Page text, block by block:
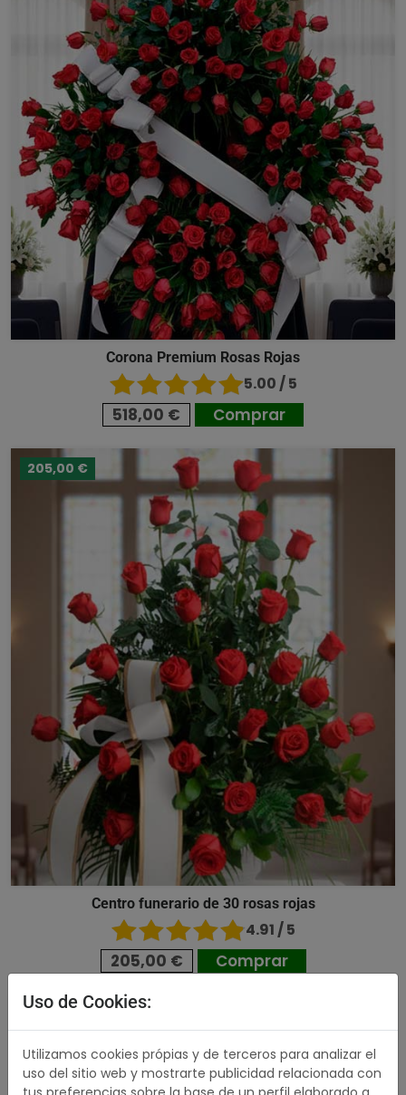
Corona Premium Rosas Rojas
5.00 / 5
518,00 € Comprar
205,00 €
Centro funerario de 30 rosas rojas
4.91 / 5
205,00 € Comprar
518,00 €
Uso de Cookies:
Utilizamos cookies própias y de terceros para analizar el
uso del sitio web y mostrarte publicidad relacionada con